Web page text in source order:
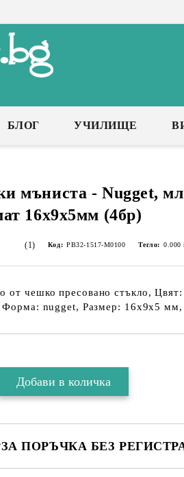
БЛОГ УЧИЛИЩЕ
мъниста - Nugget,
16х9х5мм (4бр)
(1) Код: PB32-1517-M0100 Тегло: 0.000
от чешко пресовано стъкло,
Форма: nugget, Размер: 16х9х5 мм,
ПОРЪЧКА БЕЗ